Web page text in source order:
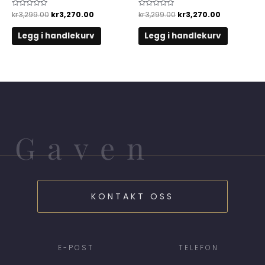
Vurdert
0
av
kr3,299.00 kr3,270.00
Legg i handlekurv
Vurdert
0
av
kr3,299.00 kr3,270.00
Legg i handlekurv
KONTAKT OSS
E-POST TELEFON
Gaven